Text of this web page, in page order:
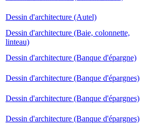
Dessin d'architecture (Autel)
Dessin d'architecture (Baie, colonnette,
linteau)
Dessin d'architecture (Banque d'épargne)
Dessin d'architecture (Banque d'épargnes)
Dessin d'architecture (Banque d'épargnes)
Dessin d'architecture (Banque d'épargnes)